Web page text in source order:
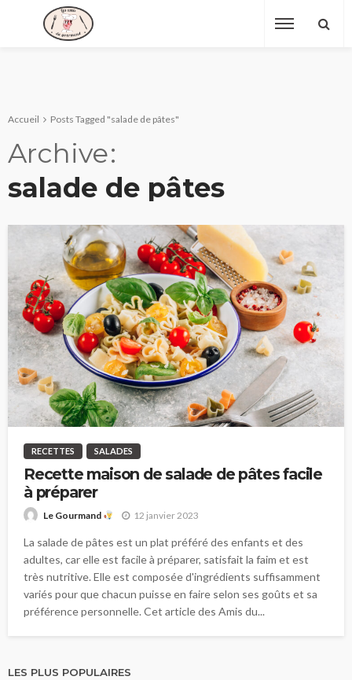
Accueil Posts Tagged "salade de pâtes"
Archive
salade de pâtes
RECETTES SALADES
Recette maison de salade de pâtes facile
à préparer
Le Gourmand 12 janvier 2023
La salade de pâtes est un plat préféré des enfants et des
adultes, car elle est facile à préparer, satisfait la faim et est
très nutritive. Elle est composée d'ingrédients suffisamment
variés pour que chacun puisse en faire selon ses goûts et sa
préférence personnelle. Cet article des Amis du...
LES PLUS POPULAIRES